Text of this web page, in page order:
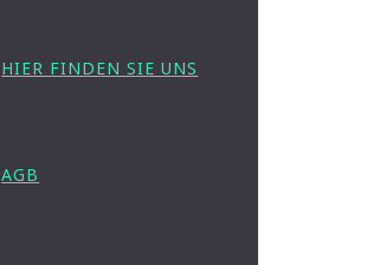
HIER FINDEN SIE UNS
AGB